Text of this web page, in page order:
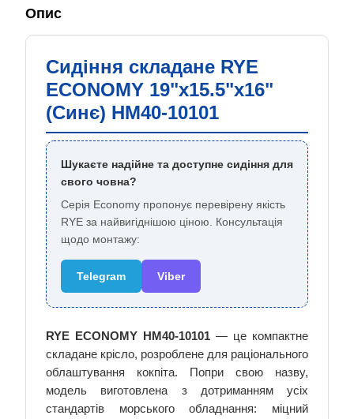
Опис
Сидіння складане RYE
ECONOMY 19"x15.5"x16"
(Синє) HM40-10101
Шукаєте надійне та доступне сидіння для
свого човна?
Серія Economy пропонує перевірену якість
RYE за найвигіднішою ціною. Консультація
щодо монтажу:
Telegram Viber
RYE ECONOMY HM40-10101 — це компактне
складане крісло, розроблене для раціонального
облаштування кокпіта. Попри свою назву,
модель виготовлена з дотриманням усіх
стандартів морського обладнання: міцний